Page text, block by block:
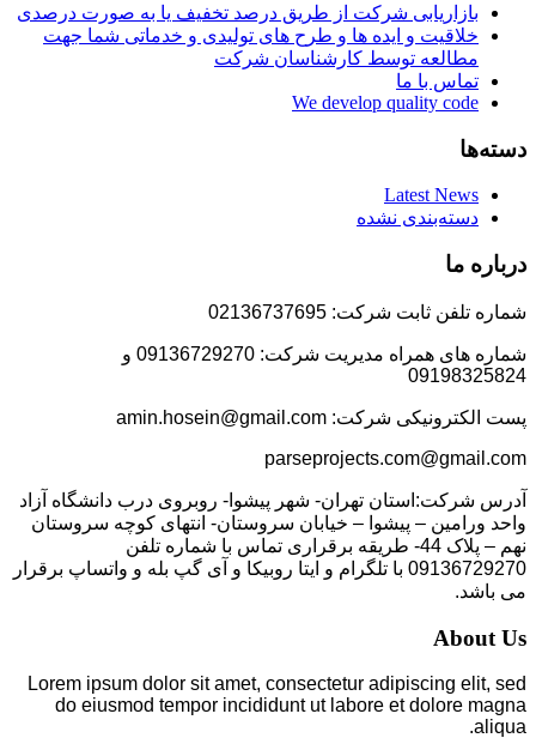
بازاریابی شرکت از طریق درصد تخفیف یا به صورت درصدی
خلاقیت و ایده ها و طرح های تولیدی و خدماتی شما جهت
مطالعه توسط کارشناسان شرکت
تماس با ما
We develop quality code
دسته‌ها
Latest News
دسته‌بندی نشده
درباره ما
شماره تلفن ثابت شرکت: 02136737695
شماره های همراه مدیریت شرکت: 09136729270 و
09198325824
پست الکترونیکی شرکت: amin.hosein@gmail.com
parseprojects.com@gmail.com
آدرس شرکت:استان تهران- شهر پیشوا- روبروی درب دانشگاه آزاد
واحد ورامین – پیشوا – خیابان سروستان- انتهای کوچه سروستان
نهم – پلاک 44- طریقه برقراری تماس با شماره تلفن
09136729270 با تلگرام و ایتا روبیکا و آی گپ بله و واتساپ برقرار
می باشد.
About Us
Lorem ipsum dolor sit amet, consectetur adipiscing elit, sed
do eiusmod tempor incididunt ut labore et dolore magna
aliqua.